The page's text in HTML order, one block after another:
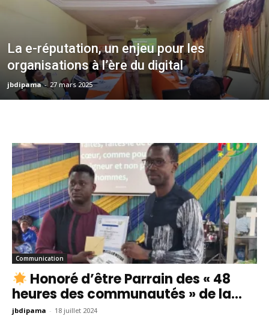
La e-réputation, un enjeu pour les
organisations à l’ère du digital
jbdipama - 27 mars 2025
Communication
Honoré d’être Parrain des « 48
heures des communautés » de la...
jbdipama - 18 juillet 2024